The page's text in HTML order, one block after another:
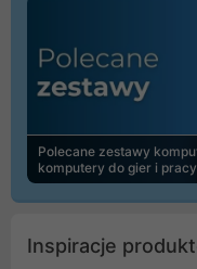
Polecane zestawy
komputery do gier i pracy
Inspiracje